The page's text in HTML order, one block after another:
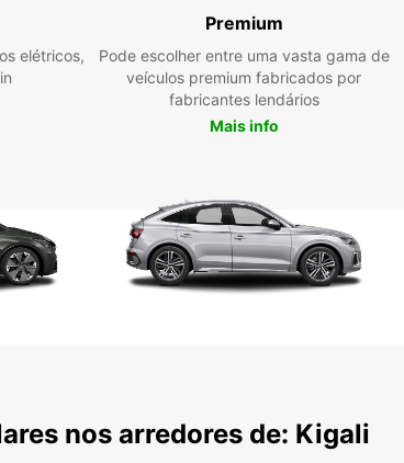
elétricos,
Premium
Pode escolher entre uma vasta gama de
veículos premium fabricados por
fabricantes lendários
Mais info
nos arredores de: Kigali